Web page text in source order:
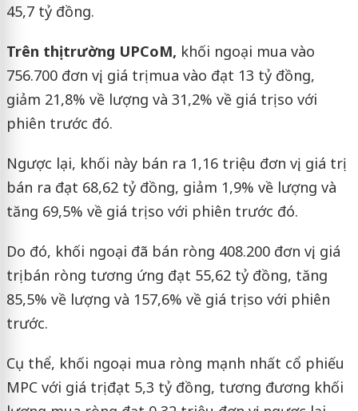
45,7 tỷ đồng.
Trên thị trường UPCoM, khối ngoại mua vào
756.700 đơn vị, giá trị mua vào đạt 13 tỷ đồng,
giảm 21,8% về lượng và 31,2% về giá trị so với
phiên trước đó.
Ngược lại, khối này bán ra 1,16 triệu đơn vị, giá trị
bán ra đạt 68,62 tỷ đồng, giảm 1,9% về lượng và
tăng 69,5% về giá trị so với phiên trước đó.
Do đó, khối ngoại đã bán ròng 408.200 đơn vị, giá
trị bán ròng tương ứng đạt 55,62 tỷ đồng, tăng
85,5% về lượng và 157,6% về giá trị so với phiên
trước.
Cụ thể, khối ngoại mua ròng mạnh nhất cổ phiếu
MPC với giá trị đạt 5,3 tỷ đồng, tương đương khối